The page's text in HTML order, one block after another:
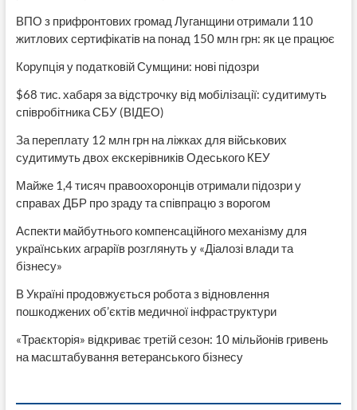
ВПО з прифронтових громад Луганщини отримали 110
житлових сертифікатів на понад 150 млн грн: як це працює
Корупція у податковій Сумщини: нові підозри
$68 тис. хабаря за відстрочку від мобілізації: судитимуть
співробітника СБУ (ВІДЕО)
За переплату 12 млн грн на ліжках для військових
судитимуть двох екскерівників Одеського КЕУ
Майже 1,4 тисяч правоохоронців отримали підозри у
справах ДБР про зраду та співпрацю з ворогом
Аспекти майбутнього компенсаційного механізму для
українських аграріїв розглянуть у «Діалозі влади та
бізнесу»
В Україні продовжується робота з відновлення
пошкоджених об’єктів медичної інфраструктури
«Траєкторія» відкриває третій сезон: 10 мільйонів гривень
на масштабування ветеранського бізнесу